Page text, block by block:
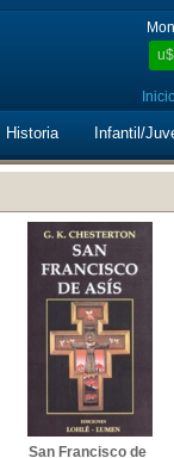
u$
Historia Infantil/
San Francisco de